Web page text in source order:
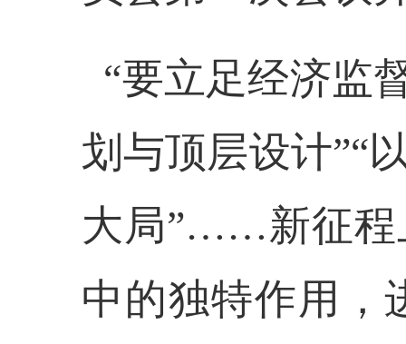
“要立足经济监
划与顶层设计”“
大局”……新征程
中的独特作用，